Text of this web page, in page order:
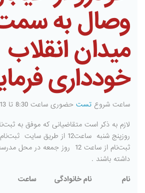
وصال به
میدان انقلاب
خودداری
ساعت شروع تست حضوری ساعت 8:30 تا 13 روز جمعه 21 مهر
لازم به ذکر است متقاضیانی که موفق به
روزپنج شنبه ساعت12 از طریق
ثبت‌نام از ساعت 12 روز جمعه در
داشته باشند .
نام
نام خانوادگی
ساعت